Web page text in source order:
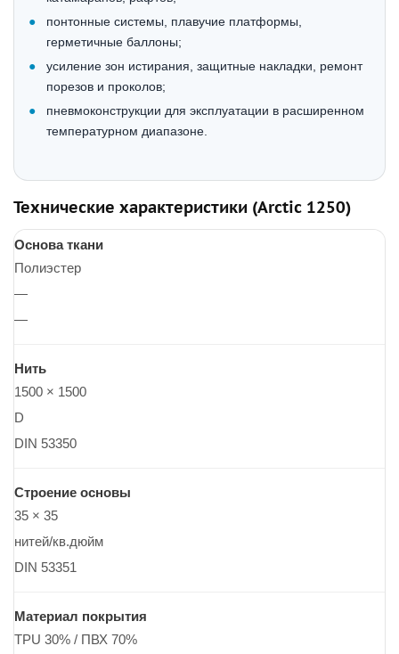
понтонные системы, плавучие платформы,
герметичные баллоны;
усиление зон истирания, защитные накладки, ремонт
порезов и проколов;
пневмоконструкции для эксплуатации в расширенном
температурном диапазоне.
Технические характеристики (Arctic 1250)
Основа ткани
Полиэстер
—
—
Нить
1500 × 1500
D
DIN 53350
Строение основы
35 × 35
нитей/кв.дюйм
DIN 53351
Материал покрытия
TPU 30% / ПВХ 70%